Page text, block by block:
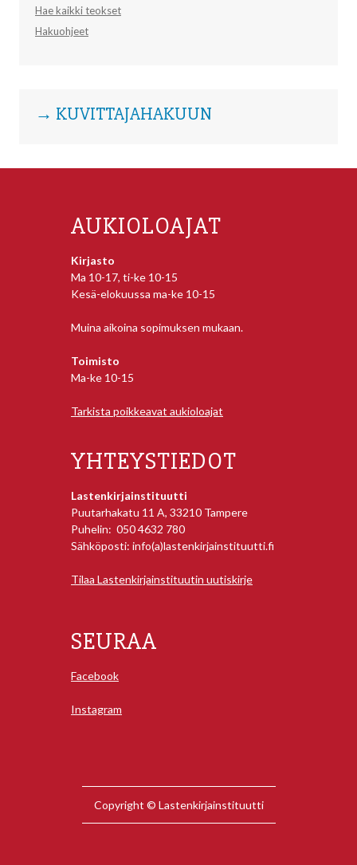
Hae kaikki teokset
Hakuohjeet
→ KUVITTAJAHAKUUN
AUKIOLOAJAT
Kirjasto
Ma 10-17, ti-ke 10-15
Kesä-elokuussa ma-ke 10-15
Muina aikoina sopimuksen mukaan.
Toimisto
Ma-ke 10-15
Tarkista poikkeavat aukioloajat
YHTEYSTIEDOT
Lastenkirjainstituutti
Puutarhakatu 11 A, 33210 Tampere
Puhelin: 050 4632 780
Sähköposti: info(a)lastenkirjainstituutti.fi
Tilaa Lastenkirjainstituutin uutiskirje
SEURAA
Facebook
Instagram
Copyright © Lastenkirjainstituutti